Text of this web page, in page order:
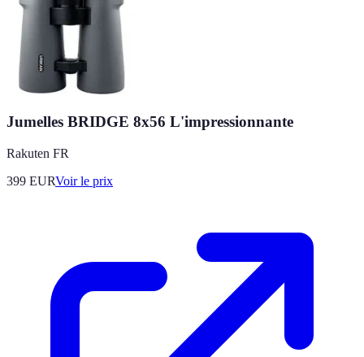
Jumelles BRIDGE 8x56 L'impressionnante
Rakuten FR
399 EURVoir le prix